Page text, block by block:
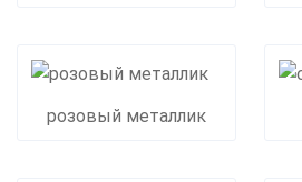
розовый металлик